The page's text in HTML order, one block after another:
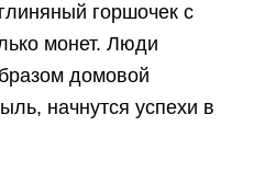
горшочек с
монет. Люди
домовой
начнутся успехи в